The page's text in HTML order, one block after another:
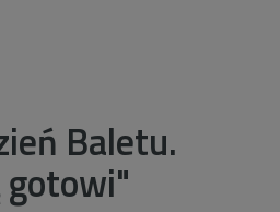
Baletu.
gotowi"